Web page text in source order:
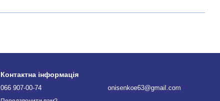
Контактна інформація
066 907-00-74 onisenkoe63@gmail.com